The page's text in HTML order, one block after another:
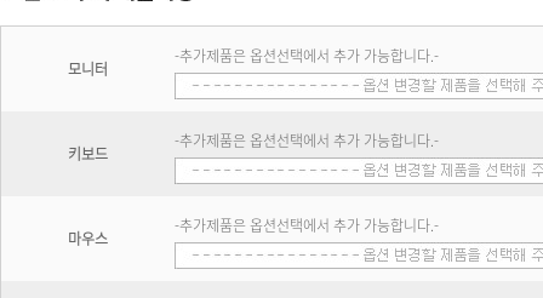
모니터
-추가제품은 옵션선택에서 추가 가능합니다.-
키보드
-추가제품은 옵션선택에서 추가 가능합니다.-
마우스
-추가제품은 옵션선택에서 추가 가능합니다.-